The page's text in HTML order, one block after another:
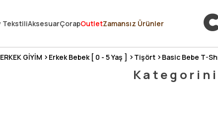
❤️ 10 MİLYON ÜRÜN
TekstiliAksesuarÇorapOutletZamansız Ürünler
ERKEK GİYİM Erkek Bebek [ 0 - 5 Yaş ] Tişört Basic Bebe T-